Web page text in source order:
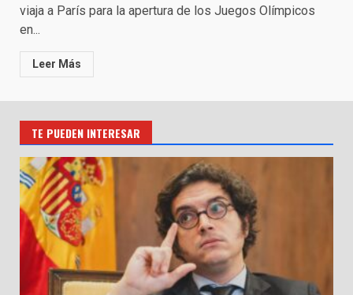
viaja a París para la apertura de los Juegos Olímpicos
en...
Leer Más
TE PUEDEN INTERESAR